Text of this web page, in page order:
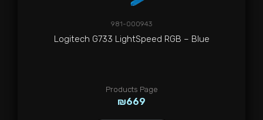
981-000943
Logitech G733 LightSpeed RGB – Blue
₪669
Products Page